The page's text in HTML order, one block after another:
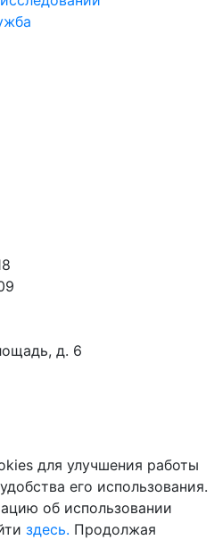
д. 6
для улучшения работы
его использования.
об использовании
здесь. Продолжая